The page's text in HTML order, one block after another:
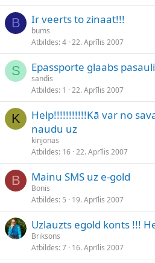
B Ir veerts to zinaat!!!
bums
Atbildes 4 22. Aprīlis 2007
S Epassporte glaabs
sandis
Atbildes 1 22. Aprīlis 2007
K
Help!!!!!!!!!!!Kā var no
naudu uz
kinjonas
Atbildes 16 22. Aprīlis 2007
B Mainu SMS uz e-gold
Bonis
Atbildes 5 19. Aprīlis 2007
Uzlauzts egold konts !!!
Briksons
Atbildes 7 16. Aprīlis 2007